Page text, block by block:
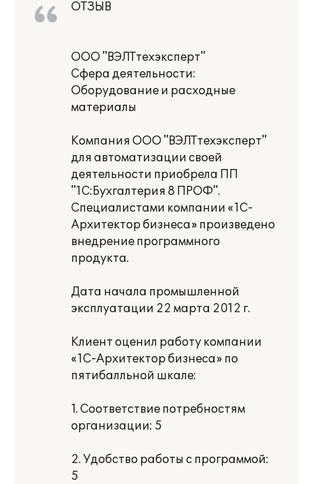
ОТЗЫВ
ООО "ВЭЛТтехэксперт"
Сфера деятельности:
Оборудование и расходные
материалы
Компания ООО "ВЭЛТтехэксперт"
для автоматизации своей
деятельности приобрела ПП
"1C:Бухгалтерия 8 ПРОФ".
Специалистами компании «1С-
Архитектор бизнеса» произведено
внедрение программного
продукта.
Дата начала промышленной
эксплуатации 22 марта 2012 г.
Клиент оценил работу компании
«1С-Архитектор бизнеса» по
пятибалльной шкале:
1. Соответствие потребностям
организации: 5
2. Удобство работы с программой:
5